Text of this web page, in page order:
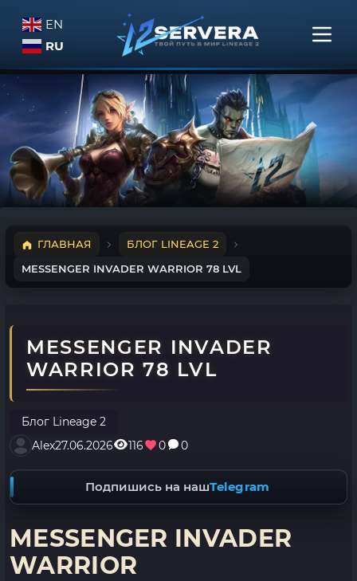
EN
RU
ГЛАВНАЯ
БЛОГ LINEAGE 2
MESSENGER INVADER WARRIOR 78 LVL
MESSENGER INVADER
WARRIOR 78 LVL
Блог Lineage 2
Alex27.06.2026 116 0 0
Подпишись на нашTelegram
MESSENGER INVADER
WARRIOR